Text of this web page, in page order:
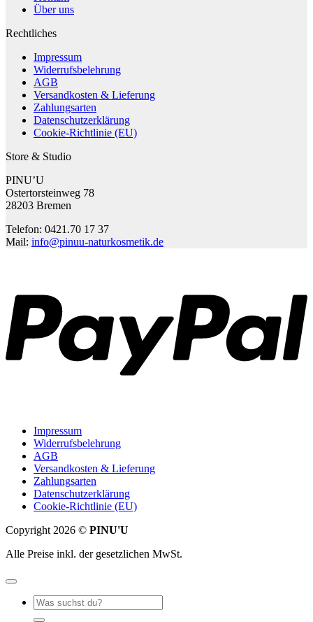
Über uns
Rechtliches
Impressum
Widerrufsbelehrung
AGB
Versandkosten & Lieferung
Zahlungsarten
Datenschutzerklärung
Cookie-Richtlinie (EU)
Store & Studio
PINU’U
Ostertorsteinweg 78
28203 Bremen
Telefon: 0421.70 17 37
Mail: info@pinuu-naturkosmetik.de
Impressum
Widerrufsbelehrung
AGB
Versandkosten & Lieferung
Zahlungsarten
Datenschutzerklärung
Cookie-Richtlinie (EU)
Copyright 2026 © PINU'U
Alle Preise inkl. der gesetzlichen MwSt.
Suche
nach: